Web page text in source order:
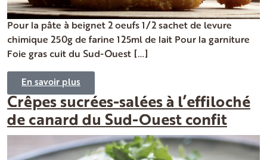
Pour la pâte à beignet 2 oeufs 1/2 sachet de levure
chimique 250g de farine 125ml de lait Pour la garniture
Foie gras cuit du Sud-Ouest […]
En savoir plus
Crêpes sucrées-salées à l’effiloché
de canard du Sud-Ouest confit